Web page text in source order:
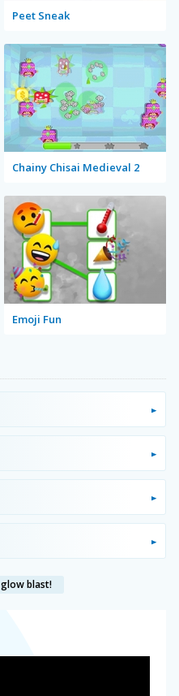
Peet Sneak
Chainy Chisai Medieval 2
Emoji Fun
glow blast!